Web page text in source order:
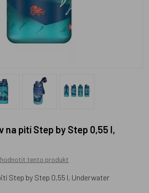
tento produkt
Step by Step 0,55 l, Underwater